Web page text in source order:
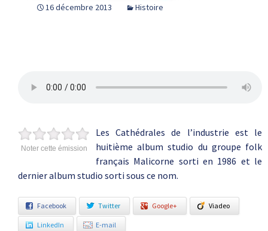
16 décembre 2013 Histoire
Noter cette émission
Les Cathédrales de l’industrie est le
huitième album studio du groupe folk
français Malicorne sorti en 1986 et le
dernier album studio sorti sous ce nom.
Facebook Twitter Google+ Viadeo
LinkedIn E-mail